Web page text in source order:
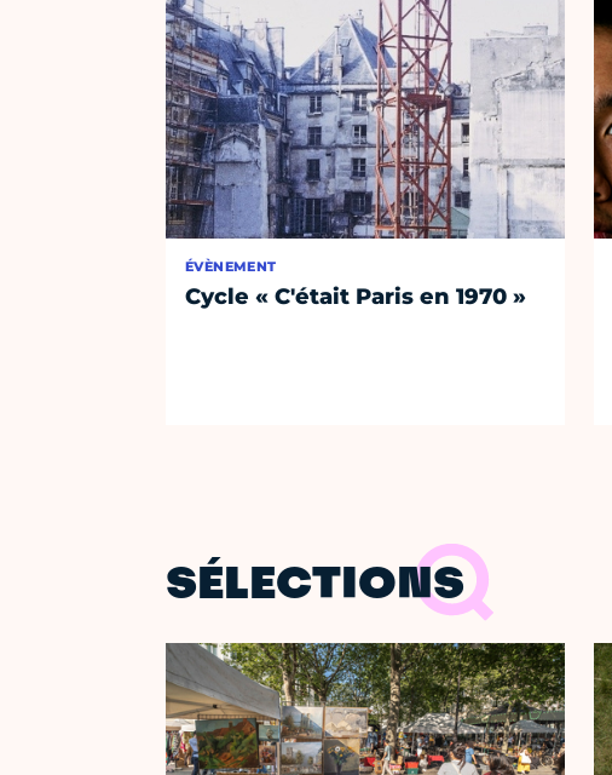
ÉVÈNEMENT
Cycle « C'était Paris en 1970 »
SÉLECTIONS